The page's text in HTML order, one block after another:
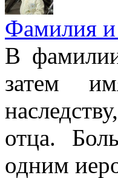
Фамилия
В
затем
отца.
одним